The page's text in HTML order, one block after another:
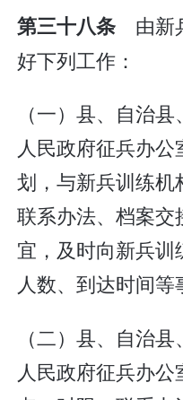
第三十八条 由新
好下列工作：
（一）县、自治
人民政府征兵办
划，与新兵训练机
联系办法、档案
宜，及时向新兵训
人数、到达时间等
（二）县、自治
人民政府征兵办